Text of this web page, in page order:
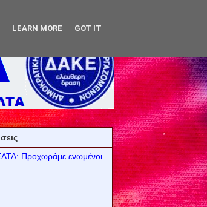
Προχωράμε ενωμένοι
LEARN MORE GOT IT